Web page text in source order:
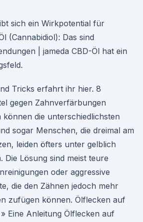
sich ein Wirkpotential für
(Cannabidiol): Das sind
| jameda CBD-Öl hat ein
Tricks erfahrt ihr hier. 8
gegen Zahnverfärbungen
die unterschiedlichsten
sogar Menschen, die dreimal am
leiden öfters unter gelblich
Die Lösung sind meist teure
oder aggressive
die den Zähnen jedoch mehr
zufügen können. Ölflecken auf
Eine Anleitung Ölflecken auf